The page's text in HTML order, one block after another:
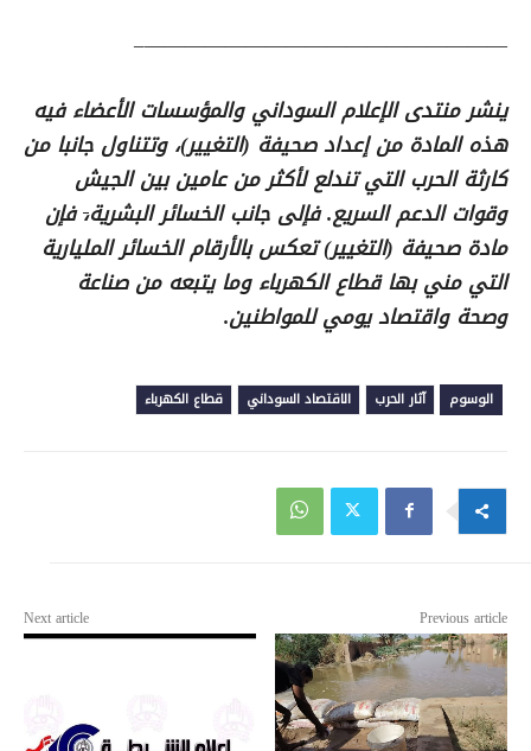
——————————————————–
ينشر منتدى الإعلام السوداني والمؤسسات الأعضاء فيه
هذه المادة من إعداد صحيفة (التغيير)، وتتناول جانبا من
كارثة الحرب التي تندلع لأكثر من عامين بين الجيش
وقوات الدعم السريع. فإلى جانب الخسائر البشرية،فإن
مادة صحيفة (التغيير) تعكس بالأرقام الخسائر المليارية
التي مني بها قطاع الكهرباء وما يتبعه من صناعة
وصحة واقتصاد يومي للمواطنين.
الوسوم آثار الحرب الاقتصاد السوداني قطاع الكهرباء
Previous article
Next article